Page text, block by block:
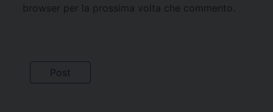
browser per la prossima volta che commento.